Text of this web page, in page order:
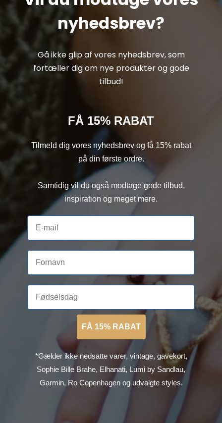
nyhedsbrev?
Gå ikke glip af vores nyhedsbrev, som
fortæller dig om nye produkter og gode
tilbud!
FÅ 15% RABAT
Tilmeld dig vores nyhedsbrev og få 15% rabat
på din første ordre.
Samtidig vil du også modtage gode tilbud,
inspiration og meget mere.
FÅ 15% RABAT
*Gælder ikke nedsatte varer, vintage, gavekort,
Sophie Bille Brahe, Elhanati, Lumi by Sandlau,
Garmin, Ro Copenhagen og udvalgte styles.